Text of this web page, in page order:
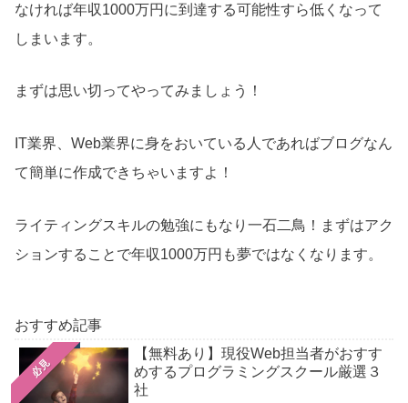
なければ年収1000万円に到達する可能性すら低くなって
しまいます。
まずは思い切ってやってみましょう！
IT業界、Web業界に身をおいている人であればブログなん
て簡単に作成できちゃいますよ！
ライティングスキルの勉強にもなり一石二鳥！まずはアク
ションすることで年収1000万円も夢ではなくなります。
おすすめ記事
必見
【無料あり】現役Web担当者がおすす
めするプログラミングスクール厳選３
社